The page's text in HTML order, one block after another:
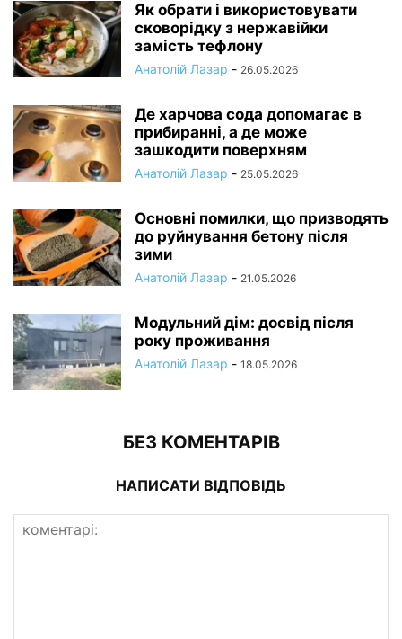
Як обрати і використовувати
сковорідку з нержавійки
замість тефлону
Анатолій Лазар - 26.05.2026
Де харчова сода допомагає в
прибиранні, а де може
зашкодити поверхням
Анатолій Лазар - 25.05.2026
Основні помилки, що призводять
до руйнування бетону після
зими
Анатолій Лазар - 21.05.2026
Модульний дім: досвід після
року проживання
Анатолій Лазар - 18.05.2026
БЕЗ КОМЕНТАРІВ
НАПИСАТИ ВІДПОВІДЬ